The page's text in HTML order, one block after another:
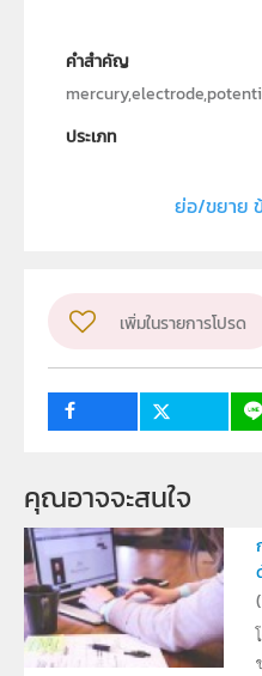
คำสำคัญ
ประเภท
Department of
ระดับชั้น
ย่อ/ขยาย
เพิ่มในรายการโปรด
คุณอาจจะสนใจ
(